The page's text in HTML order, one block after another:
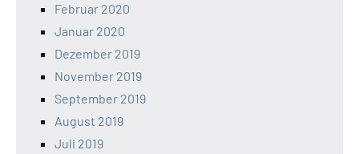
Februar 2020
Januar 2020
Dezember 2019
November 2019
September 2019
August 2019
Juli 2019